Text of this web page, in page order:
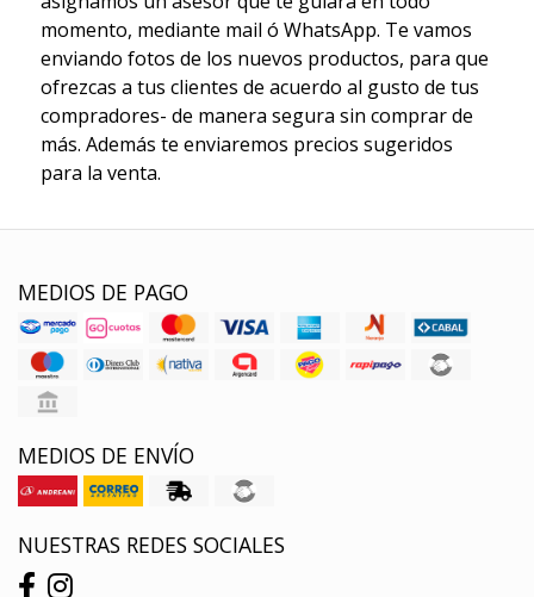
momento, mediante mail ó WhatsApp. Te vamos
enviando fotos de los nuevos productos, para que
ofrezcas a tus clientes de acuerdo al gusto de tus
compradores- de manera segura sin comprar de
más. Además te enviaremos precios sugeridos
para la venta.
MEDIOS DE PAGO
MEDIOS DE ENVÍO
NUESTRAS REDES SOCIALES